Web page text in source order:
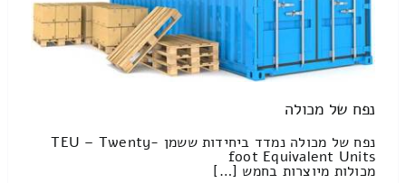
נפח של מכולה
נפח של מכולה נמדד ביחידות ששמן TEU – Twenty-
foot Equivalent Units
מכולות מיוצרות בחמש […]